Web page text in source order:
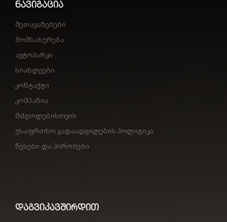
ᲜᲐᲕᲘᲒᲐᲪᲘᲐ
შეთავაზებები
მომსახურება
ავტოპარკი
სიახლეები
კონტაქტი
კომპანია
მძღოლებისთვის
უსაფრთხო გადაადგილების პოლიტიკა
წესები და პირობები
ᲓᲐᲒᲕᲘᲙᲐᲕᲨᲘᲠᲓᲘᲗ